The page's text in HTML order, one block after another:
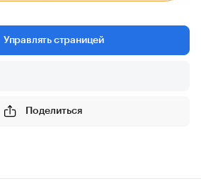
Управлять страницей
Поделиться